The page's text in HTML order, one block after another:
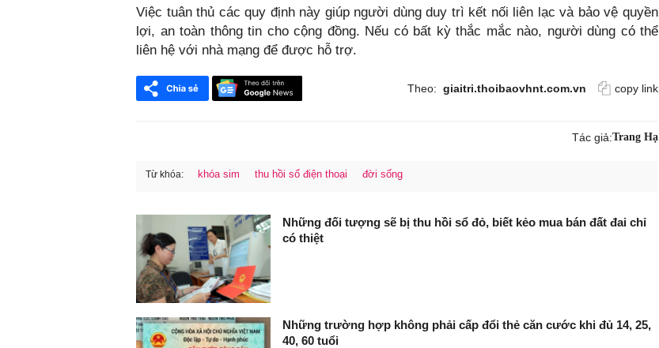
Việc tuân thủ các quy định này giúp người dùng duy trì kết nối liên lạc và bảo vệ quyền
lợi, an toàn thông tin cho cộng đồng. Nếu có bất kỳ thắc mắc nào, người dùng có thể
liên hệ với nhà mạng để được hỗ trợ.
Theo: giaitri.thoibaovhnt.com.vn copy link
Tác giả:Trang Hạ
Từ khóa: khóa sim thu hồi số điện thoại đời sống
Những đối tượng sẽ bị thu hồi sổ đỏ, biết kẻo mua bán đất đai chỉ
có thiệt
Những trường hợp không phải cấp đổi thẻ căn cước khi đủ 14, 25,
40, 60 tuổi